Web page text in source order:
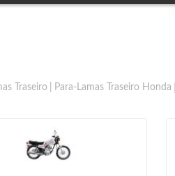
Traseiro Para-Lamas Traseiro Honda